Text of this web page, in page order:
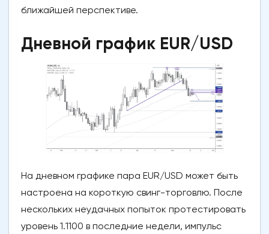
ближайшей перспективе.
Дневной график EUR/USD
На дневном графике пара EUR/USD может быть
настроена на короткую свинг-торговлю. После
нескольких неудачных попыток протестировать
уровень 1.1100 в последние недели, импульс